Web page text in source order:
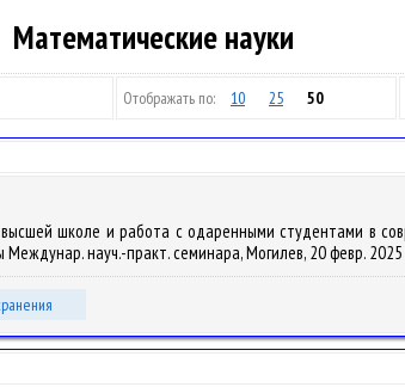
Математические науки
Отображать по: 10 25 50
школе и работа с одаренными студентами в
науч.-практ. семинара, Могилев, 20 февр. 2025